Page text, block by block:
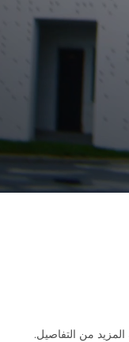
من التفاصيل.